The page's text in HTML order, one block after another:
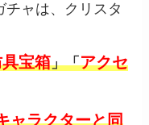
チャは、クリスタ
宝箱」「アクセ
ャラクターと同